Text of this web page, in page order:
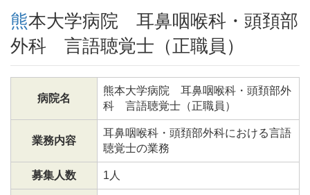
熊本大学病院 耳鼻咽喉科・頭頚部
外科 言語聴覚士（正職員）
病院名
熊本大学病院 耳鼻咽喉科・頭頚部外
科 言語聴覚士（正職員）
業務内容
耳鼻咽喉科・頭頚部外科における言語
聴覚士の業務
募集人数 1人